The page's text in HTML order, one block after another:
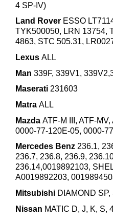
4 SP-IV)
Land Rover ESSO
TYK500050, LRN 13754,
4863, STC 505.31,
Lexus ALL
Man 339F, 339V1,
Maserati 231603
Matra ALL
Mazda ATF-M III, ATF-
0000-77-120E-05, 0000-
Mercedes Benz 236.1,
236.7, 236.8, 236.9,
236.14,0019892103,
A0019892203,
Mitsubishi DIAMOND
Nissan MATIC D, J, K, S,